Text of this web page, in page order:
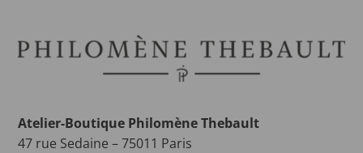
Atelier-Boutique Philomène Thebault
47 rue Sedaine – 75011 Paris